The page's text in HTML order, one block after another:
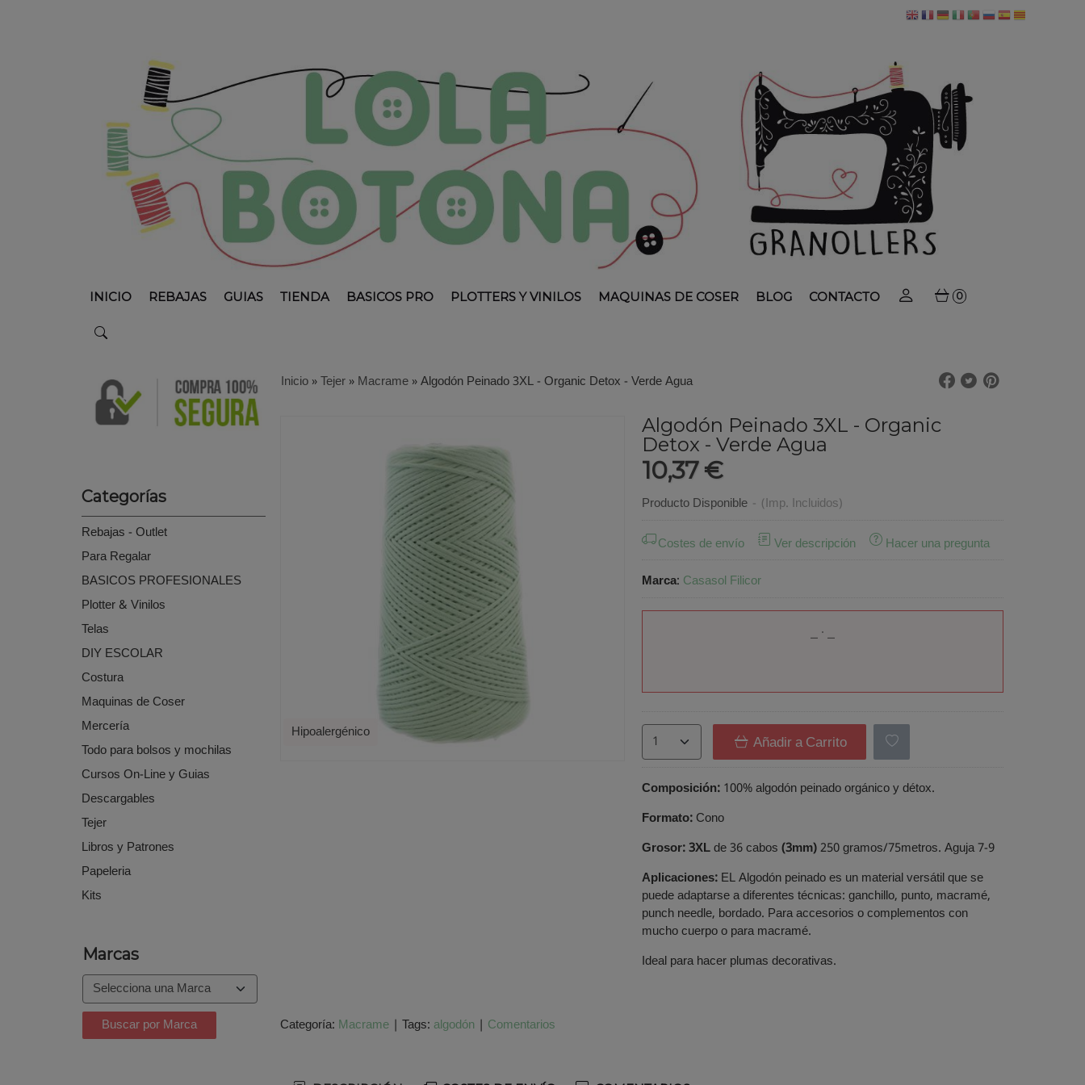
INICIO REBAJAS GUIAS TIENDA BASICOS PRO PLOTTERS Y VINILOS MAQUINAS DE COSER BLOG CONTACTO 0
Categorías
Rebajas - Outlet
Para Regalar
BASICOS PROFESIONALES
Plotter & Vinilos
Telas
DIY ESCOLAR
Costura
Maquinas de Coser
Mercería
Todo para bolsos y mochilas
Cursos On-Line y Guias
Descargables
Tejer
Libros y Patrones
Papeleria
Kits
Marcas
Inicio»Tejer»Macrame»Algodón Peinado 3XL - Organic Detox - Verde Agua
Hipoalergénico
Algodón Peinado 3XL - Organic
Detox - Verde Agua
10,37 €
Producto Disponible - (Imp. Incluidos)
Costes de envío
Ver descripción
Hacer una pregunta
Marca: Casasol Filicor
Añadir a Carrito
Composición:100% algodón peinado orgánico y détox.
Formato:Cono
Grosor:3XLde 36 cabos(3mm)250 gramos/75metros. Aguja 7-9
Aplicaciones:EL Algodón peinado es un material versátil que se
puede adaptarse a diferentes técnicas: ganchillo, punto, macramé,
punch needle, bordado. Para accesorios o complementos con
mucho cuerpo o para macramé.
Ideal para hacer plumas decorativas.
Categoría: Macrame| Tags: algodón | Comentarios